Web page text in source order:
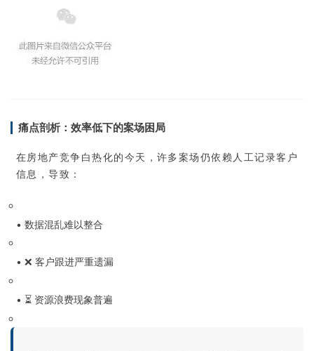
痛点剖析：效率低下的案场困局
在房地产竞争白热化的今天，许多案场仍依赖人工记录客户
信息，导致：
• 数据混乱难以整合
• ❌ 客户跟进严重遗漏
• ⏳ 资源浪费现象普遍